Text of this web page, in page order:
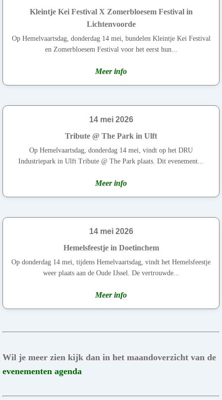
Kleintje Kei Festival X Zomerbloesem Festival in
Lichtenvoorde
Op Hemelvaartsdag, donderdag 14 mei, bundelen Kleintje Kei Festival
en Zomerbloesem Festival voor het eerst hun...
Meer info
14 mei 2026
Tribute @ The Park in Ulft
Op Hemelvaartsdag, donderdag 14 mei, vindt op het DRU
Industriepark in Ulft Tribute @ The Park plaats. Dit evenement...
Meer info
14 mei 2026
Hemelsfeestje in Doetinchem
Op donderdag 14 mei, tijdens Hemelvaartsdag, vindt het Hemelsfeestje
weer plaats aan de Oude IJssel. De vertrouwde...
Meer info
Wil je meer zien kijk dan in het maandoverzicht van de
evenementen agenda